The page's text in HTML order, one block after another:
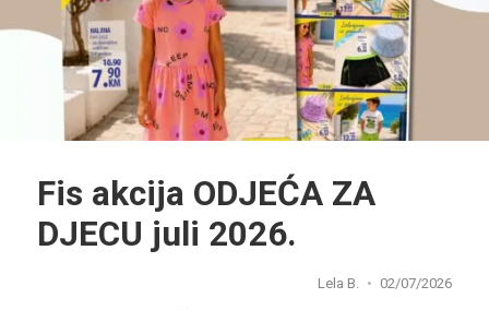
Fis akcija ODJEĆA ZA
DJECU juli 2026.
Lela B. 02/07/2026